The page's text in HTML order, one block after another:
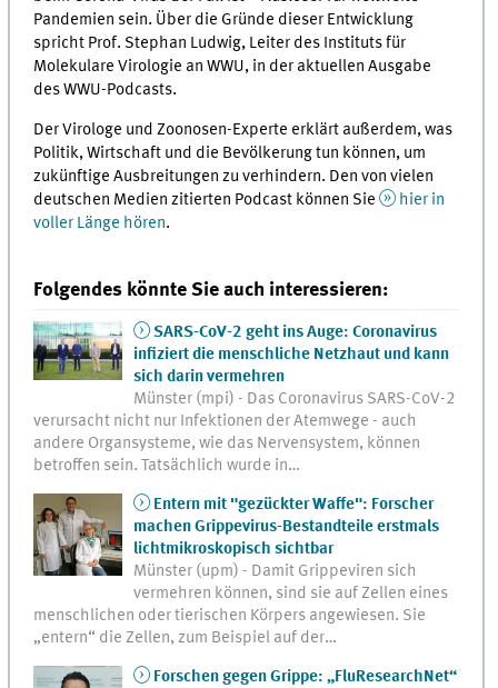
Pandemien sein. Über die Gründe dieser Entwicklung
spricht Prof. Stephan Ludwig, Leiter des Instituts für
Molekulare Virologie an WWU, in der aktuellen Ausgabe
des WWU-Podcasts.
Der Virologe und Zoonosen-Experte erklärt außerdem, was
Politik, Wirtschaft und die Bevölkerung tun können, um
zukünftige Ausbreitungen zu verhindern. Den von vielen
deutschen Medien zitierten Podcast können Sie
hier in
voller Länge hören.
Folgendes könnte Sie auch interessieren:
SARS-CoV-2 geht ins Auge: Coronavirus
infiziert die menschliche Netzhaut und kann
sich darin vermehren
Münster (mpi) - Das Coronavirus SARS-CoV-2
verursacht nicht nur Infektionen der Atemwege - auch
andere Organsysteme, wie das Nervensystem, können
betroffen sein. Tatsächlich wurde in…
Entern mit "gezückter Waffe": Forscher
machen Grippevirus-Bestandteile erstmals
lichtmikroskopisch sichtbar
Münster (upm) - Damit Grippeviren sich
vermehren können, sind sie auf Zellen eines
menschlichen oder tierischen Körpers angewiesen. Sie
„entern“ die Zellen, zum Beispiel auf der…
Forschen gegen Grippe: „FluResearchNet“